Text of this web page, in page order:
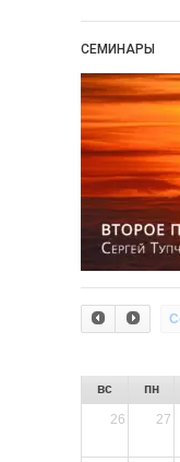
СЕМИНАРЫ
вс пн
26
27